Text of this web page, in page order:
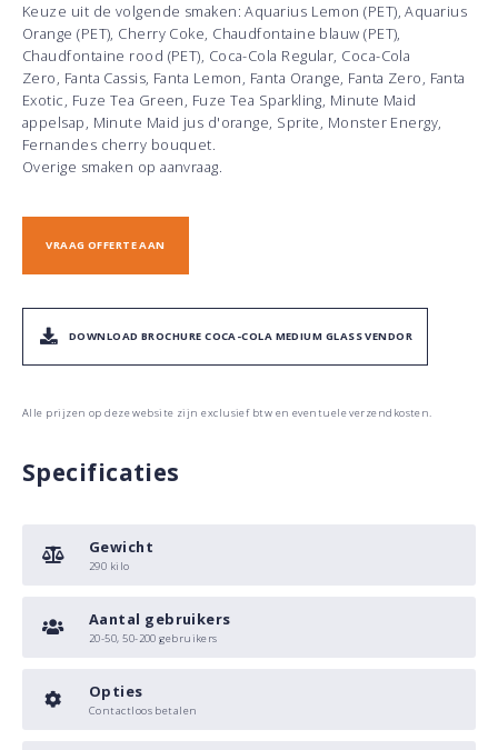
Keuze uit de volgende smaken: Aquarius Lemon (PET), Aquarius
Orange (PET), Cherry Coke, Chaudfontaine blauw (PET),
Chaudfontaine rood (PET), Coca-Cola Regular, Coca-Cola
Zero, Fanta Cassis, Fanta Lemon, Fanta Orange, Fanta Zero, Fanta
Exotic, Fuze Tea Green, Fuze Tea Sparkling, Minute Maid
appelsap, Minute Maid jus d'orange, Sprite, Monster Energy,
Fernandes cherry bouquet.
Overige smaken op aanvraag.
VRAAG OFFERTE AAN
DOWNLOAD BROCHURE COCA-COLA MEDIUM GLASS VENDOR
Alle prijzen op deze website zijn exclusief btw en eventuele verzendkosten.
Specificaties
Gewicht
290 kilo
Aantal gebruikers
20-50, 50-200 gebruikers
Opties
Contactloos betalen